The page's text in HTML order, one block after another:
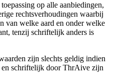
op alle aanbiedingen,
rechtsverhoudingen waarbij
van welke aard en onder welke
tenzij schriftelijk anders is
zijn slechts geldig indien
schriftelijk door ThrAive zijn